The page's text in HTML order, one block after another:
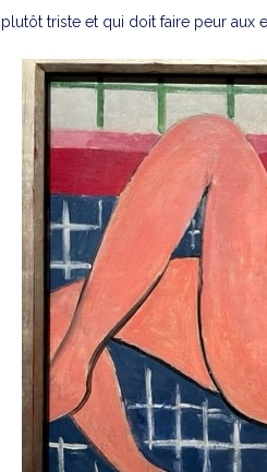
plutôt triste et qui doit faire peur aux